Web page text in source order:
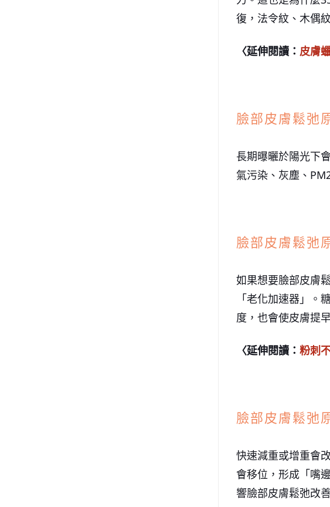
復，法令紋、木偶
〈延伸閱讀： 皮膚
臉部皮膚鬆弛
長期曝曬於陽光下
氣污染、灰塵、
臉部皮膚鬆弛
如果想要臉部皮膚
「老化加速器」
度，也會使皮膚提
〈延伸閱讀： 粉刺
臉部皮膚鬆弛
快速減重或增重會
會移位，形成「嘴
響臉部皮膚鬆弛改